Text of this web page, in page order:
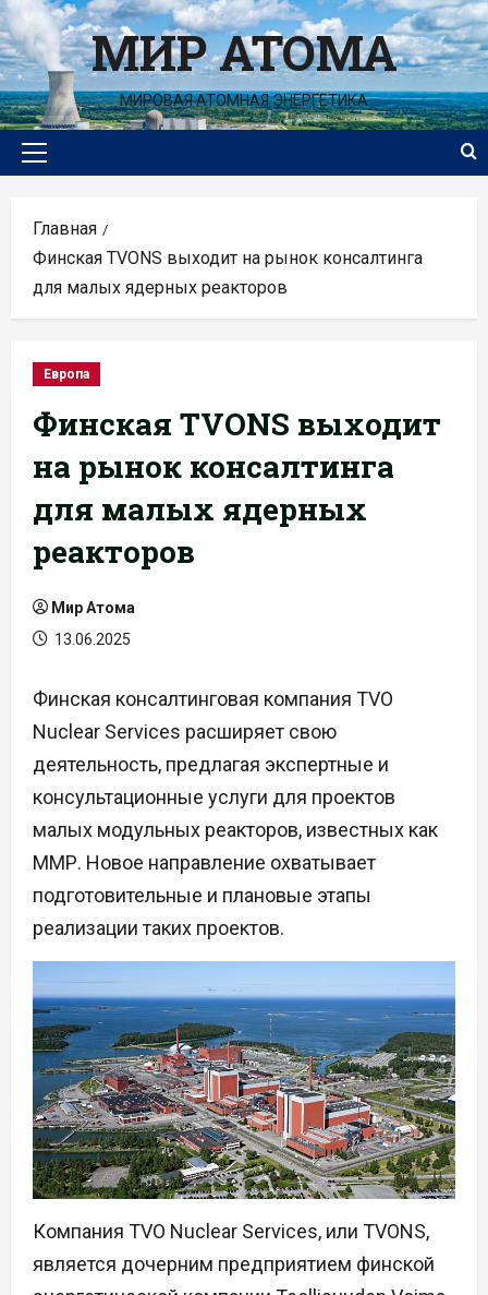
Перейти
к
содержимомуМИР АТОМА
МИРОВАЯ АТОМНАЯ ЭНЕРГЕТИКА
Основное
Главная
Финская TVONS выходит на рынок консалтинга
для малых ядерных реакторов
Европа
Финская TVONS выходит
на рынок консалтинга
для малых ядерных
реакторов
Мир Атома
13.06.2025
Финская консалтинговая компания TVO
Nuclear Services расширяет свою
деятельность, предлагая экспертные и
консультационные услуги для проектов
малых модульных реакторов, известных как
ММР. Новое направление охватывает
подготовительные и плановые этапы
реализации таких проектов.
Компания TVO Nuclear Services, или TVONS,
является дочерним предприятием финской